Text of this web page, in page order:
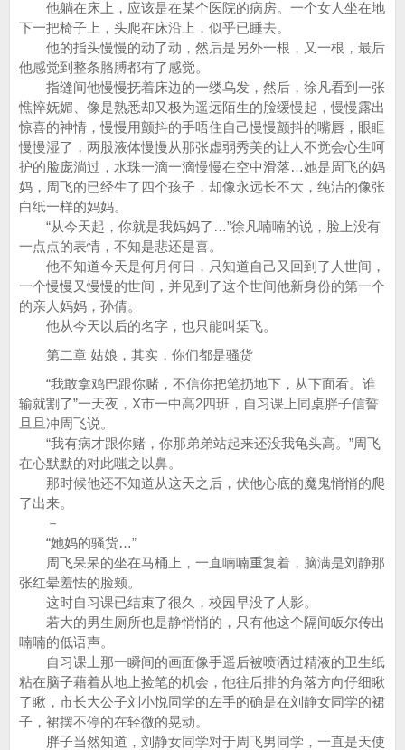
他躺在床上，应该是在某个医院的病房。一个女人坐在地
下一把椅子上，头爬在床沿上，似乎已睡去。
他的指头慢慢的动了动，然后是另外一根，又一根，最后
他感觉到整条胳膊都有了感觉。
指缝间他慢慢抚着床边的一缕乌发，然后，徐凡看到一张
憔悴妩媚、像是熟悉却又极为遥远陌生的脸缓慢起，慢慢露出
惊喜的神情，慢慢用颤抖的手唔住自己慢慢颤抖的嘴唇，眼眶
慢慢湿了，两股液体慢慢从那张虚弱秀美的让人不觉会心生呵
护的脸庞淌过，水珠一滴一滴慢慢在空中滑落…她是周飞的妈
妈，周飞的已经生了四个孩子，却像永远长不大，纯洁的像张
白纸一样的妈妈。
“从今天起，你就是我妈妈了…”徐凡喃喃的说，脸上没有
一点点的表情，不知是悲还是喜。
他不知道今天是何月何日，只知道自己又回到了人世间，
一个慢慢又慢慢的世间，并见到了这个世间他新身份的第一个
的亲人妈妈，孙倩。
他从今天以后的名字，也只能叫栠飞。
第二章 姑娘，其实，你们都是骚货
“我敢拿鸡巴跟你赌，不信你把笔扔地下，从下面看。谁
输就割了”一天夜，X市一中高2四班，自习课上同桌胖子信誓
旦旦冲周飞说。
“我有病才跟你赌，你那弟弟站起来还没我龟头高。”周飞
在心默默的对此嗤之以鼻。
那时候他还不知道从这天之后，伏他心底的魔鬼悄悄的爬
了出来。
－
“她妈的骚货…”
周飞呆呆的坐在马桶上，一直喃喃重复着，脑满是刘静那
张红晕羞怯的脸颊。
这时自习课已结束了很久，校园早没了人影。
若大的男生厕所也是静悄悄的，只有他这个隔间皈尔传出
喃喃的低语声。
自习课上那一瞬间的画面像手遥后被喷洒过精液的卫生纸
粘在脑子藉着从地上捡笔的机会，他往后排的角落方向仔细瞅
了瞅，市长大公子刘小悦同学的左手的确是在刘静女同学的裙
子，裙摆不停的在轻微的晃动。
胖子当然知道，刘静女同学对于周飞男同学，一直是天使